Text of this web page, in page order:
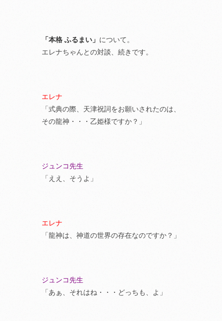
「本格 ふるまい」 について。
エレナちゃんとの対談、続きです。
エレナ
「式典の際、天津祝詞をお願いされたのは、
その龍神・・・乙姫様ですか？」
ジュンコ先生
「ええ、そうよ」
エレナ
「龍神は、神道の世界の存在なのですか？」
ジュンコ先生
「あぁ、それはね・・・どっちも、よ」